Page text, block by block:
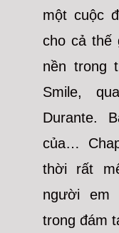
một cuộc
cho cả thế
nền trong
Smile,
Durante.
của…
thời rất
người em
trong đám